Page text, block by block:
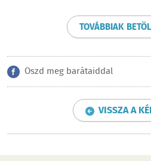
TOVÁBBIAK
Oszd meg barátaiddal
VISSZA A